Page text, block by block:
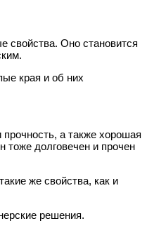
свойства. Оно становится
края и об них
а также хорошая
тоже долговечен и прочен
же свойства, как и
решения.